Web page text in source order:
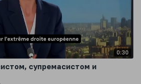
0:30
супремасистом и